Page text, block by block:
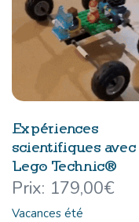
Expériences
scientifiques avec
Lego Technic®
179,00€
Vacances été